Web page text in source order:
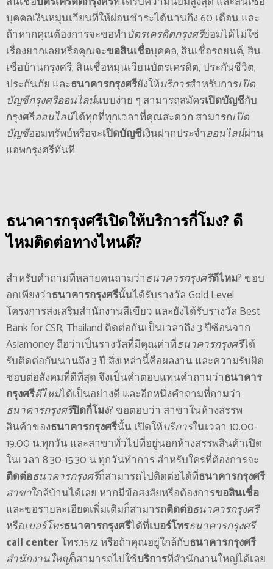
บุคคลเงินหมุนเวียนที่ให้ผ่อนชำระได้นานถึง 60 เดือน และ
ถ้าหากคุณต้องการจะขอทำบัตรเครดิตกรุงศรีย่อมได้ไม่ใช่
เรื่องยากเลยหรือคุณจะขอสินเชื่อบุคคล, สินเชื่อรถยนต์, สิน
เชื่อบ้านกรุงศรี, สินเชื่อหมุนเวียนบัตรเครดิต, ประกันชีวิต,
ประกันภัย และธนาคารกรุงศรียังให้บริการสำหรับการเปิด
บัญชีกรุงศรีออนไลน์แบบง่าย ๆ สามารถสมัครเปิดบัญชีกับ
กรุงศรีออนไลน์ได้ทุกที่ทุกเวลาที่คุณสะดวก สามารถเปิด
บัญชีออมทรัพย์หรือจะเปิดบัญชีเงินฝากประจำออนไลน์ผ่าน
แอพกรุงศรีทันที
ธนาคารกรุงศรีเปิดให้บริการกี่โมง? ดี
ไหมติดต่อทางไหนดี?
สำหรับคำถามที่หลายคนถามว่าธนาคารกรุงศรีดีไหม? ขอบ
อกเพียงว่าธนาคารกรุงศรีนั้นได้รับรางวัล Gold Level
โครงการส่งเสริมสำนักงานสีเขียว และยังได้รับรางวัล Best
Bank for CSR, Thailand ติดต่อกันเป็นเวลาถึง 3 ปีซ้อนจาก
Asiamoney ถือว่าเป็นรางวัลที่มีคุณค่าที่ธนาคารกรุงศรีได้
รับติดต่อกันนานถึง 3 ปี สิ่งเหล่านี้คือผลงาน และความรับผิด
ชอบต่อสังคมที่ดีที่สุด จึงเป็นคำตอบแทนคำถามว่าธนาคาร
กรุงศรีดีไหมได้เป็นอย่างดี และอีกหนึ่งคำถามที่ถามว่า
ธนาคารกรุงศรีปิดกี่โมง? ขอตอบว่า สาขาในห้างสรรพ
สินค้าของธนาคารกรุงศรีนั้น เปิดให้บริการในเวลา 10.00-
19.00 น.ทุกวัน และสาขาทั่วไปที่อยู่นอกห้างสรรพสินค้าเปิด
ในเวลา 8.30-15.30 น.ทุกวันทำการ สำหรับใครที่ต้องการจะ
ติดต่อธนาคารกรุงศรีก็สามารถไปติดต่อได้ที่ธนาคารกรุงศรี
สาขาใกล้บ้านได้เลย หากมีข้อสงสัยหรือต้องการขอสินเชื่อ
และขอรายละเอียดเพิ่มเติมก็สามารถติดต่อธนาคารกรุงศรี
หรือเบอร์โทรธนาคารกรุงศรีได้ที่เบอร์โทรธนาคารกรุงศรี
call centerโทร.1572 หรือถ้าคุณอยู่ใกล้กับธนาคารกรุงศรี
สํานักงานใหญ่ก็สามารถไปใช้บริการที่สํานักงานใหญ่ได้เลย